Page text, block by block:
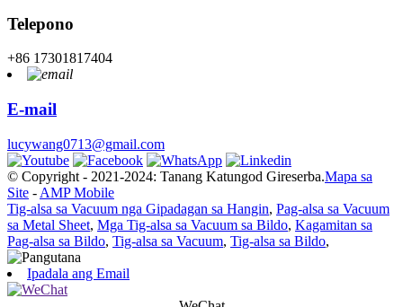
Telepono
+86 17301817404
E-mail
lucywang0713@gmail.com
© Copyright - 2021-2024: Tanang Katungod Gireserba.Mapa sa
Site - AMP Mobile
Tig-alsa sa Vacuum nga Gipadagan sa Hangin, Pag-alsa sa Vacuum
sa Metal Sheet, Mga Tig-alsa sa Vacuum sa Bildo, Kagamitan sa
Pag-alsa sa Bildo, Tig-alsa sa Vacuum, Tig-alsa sa Bildo,
Ipadala ang Email